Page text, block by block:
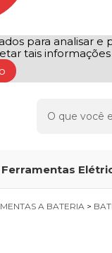
para analisar
tais
Ferramentas
A BATERIA >